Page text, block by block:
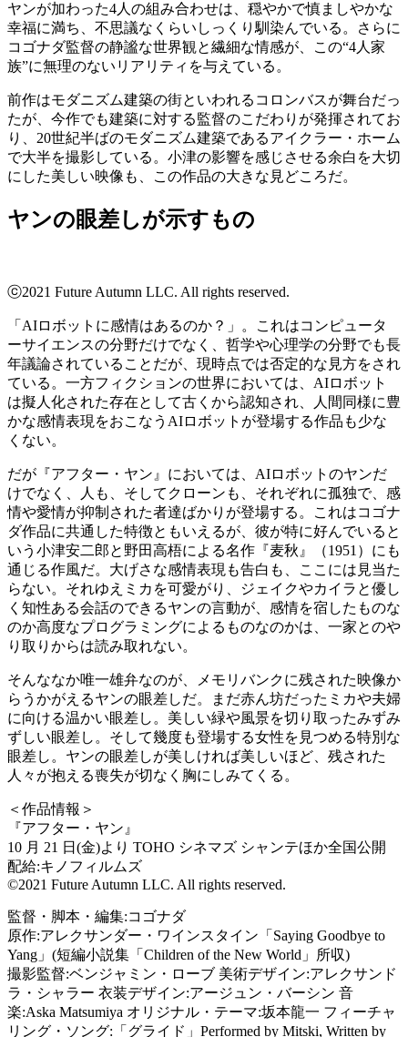
ヤンが加わった4人の組み合わせは、穏やかで慎ましやかな
幸福に満ち、不思議なくらいしっくり馴染んでいる。さらに
コゴナダ監督の静謐な世界観と繊細な情感が、この“4人家
族”に無理のないリアリティを与えている。
前作はモダニズム建築の街といわれるコロンバスが舞台だっ
たが、今作でも建築に対する監督のこだわりが発揮されてお
り、20世紀半ばのモダニズム建築であるアイクラー・ホーム
で大半を撮影している。小津の影響を感じさせる余白を大切
にした美しい映像も、この作品の大きな見どころだ。
ヤンの眼差しが示すもの
ⓒ2021 Future Autumn LLC. All rights reserved.
「AIロボットに感情はあるのか？」。これはコンピュータ
ーサイエンスの分野だけでなく、哲学や心理学の分野でも長
年議論されていることだが、現時点では否定的な見方をされ
ている。一方フィクションの世界においては、AIロボット
は擬人化された存在として古くから認知され、人間同様に豊
かな感情表現をおこなうAIロボットが登場する作品も少な
くない。
だが『アフター・ヤン』においては、AIロボットのヤンだ
けでなく、人も、そしてクローンも、それぞれに孤独で、感
情や愛情が抑制された者達ばかりが登場する。これはコゴナ
ダ作品に共通した特徴ともいえるが、彼が特に好んでいると
いう 小津安二郎と野田高梧による名作 『麦秋』（1951）にも
通じる作風だ。大げさな感情表現も告白も、ここには見当た
らない。それゆえミカを可愛がり、ジェイクやカイラと優し
く知性ある会話のできるヤンの言動が、感情を宿したものな
のか高度なプログラミングによるものなのかは、一家とのや
り取りからは読み取れない。
そんななか唯一雄弁なのが、メモリバンクに残された映像か
らうかがえるヤンの眼差しだ。まだ赤ん坊だったミカや夫婦
に向ける温かい眼差し。美しい緑や風景を切り取ったみずみ
ずしい眼差し。そして幾度も登場する女性を見つめる特別な
眼差し。ヤンの眼差しが美しければ美しいほど、残された
人々が抱える喪失が切なく胸にしみてくる。
＜作品情報＞
『アフター・ヤン』
10 月 21 日(金)より TOHO シネマズ シャンテほか全国公開
配給:キノフィルムズ
©️2021 Future Autumn LLC. All rights reserved.
監督・脚本・編集:コゴナダ
原作:アレクサンダー・ワインスタイン「Saying Goodbye to
Yang」(短編小説集「Children of the New World」所収)
撮影監督:ベンジャミン・ローブ 美術デザイン:アレクサンド
ラ・シャラー 衣装デザイン:アージュン・バーシン 音
楽:Aska Matsumiya オリジナル・テーマ:坂本龍一 フィーチャ
リング・ソング:「グライド」Performed by Mitski, Written by